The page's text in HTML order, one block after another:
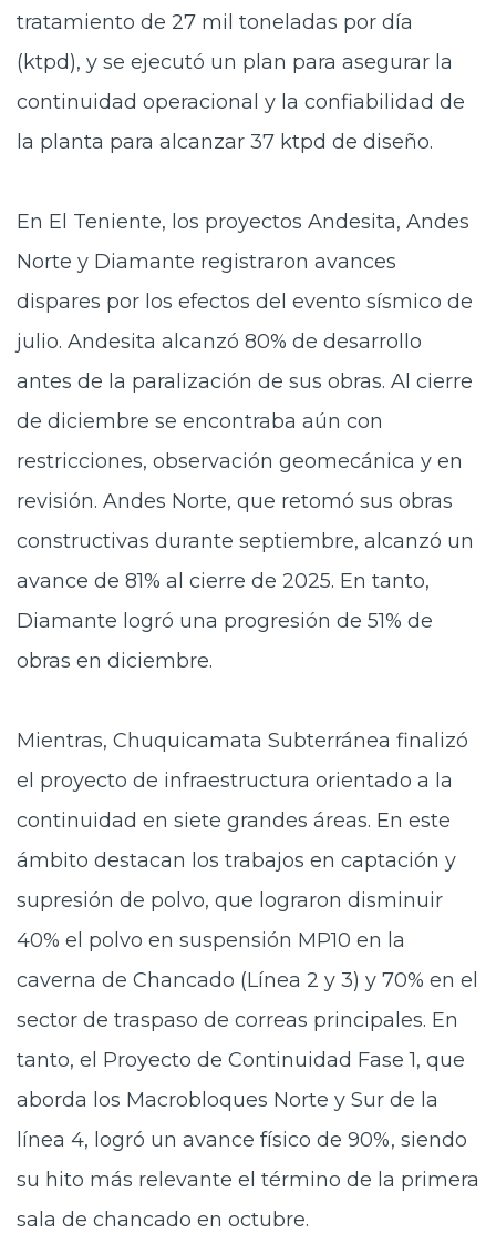
tratamiento de 27 mil toneladas por día
(ktpd), y se ejecutó un plan para asegurar la
continuidad operacional y la confiabilidad de
la planta para alcanzar 37 ktpd de diseño.
En El Teniente, los proyectos Andesita, Andes
Norte y Diamante registraron avances
dispares por los efectos del evento sísmico de
julio. Andesita alcanzó 80% de desarrollo
antes de la paralización de sus obras. Al cierre
de diciembre se encontraba aún con
restricciones, observación geomecánica y en
revisión. Andes Norte, que retomó sus obras
constructivas durante septiembre, alcanzó un
avance de 81% al cierre de 2025. En tanto,
Diamante logró una progresión de 51% de
obras en diciembre.
Mientras, Chuquicamata Subterránea finalizó
el proyecto de infraestructura orientado a la
continuidad en siete grandes áreas. En este
ámbito destacan los trabajos en captación y
supresión de polvo, que lograron disminuir
40% el polvo en suspensión MP10 en la
caverna de Chancado (Línea 2 y 3) y 70% en el
sector de traspaso de correas principales. En
tanto, el Proyecto de Continuidad Fase 1, que
aborda los Macrobloques Norte y Sur de la
línea 4, logró un avance físico de 90%, siendo
su hito más relevante el término de la primera
sala de chancado en octubre.